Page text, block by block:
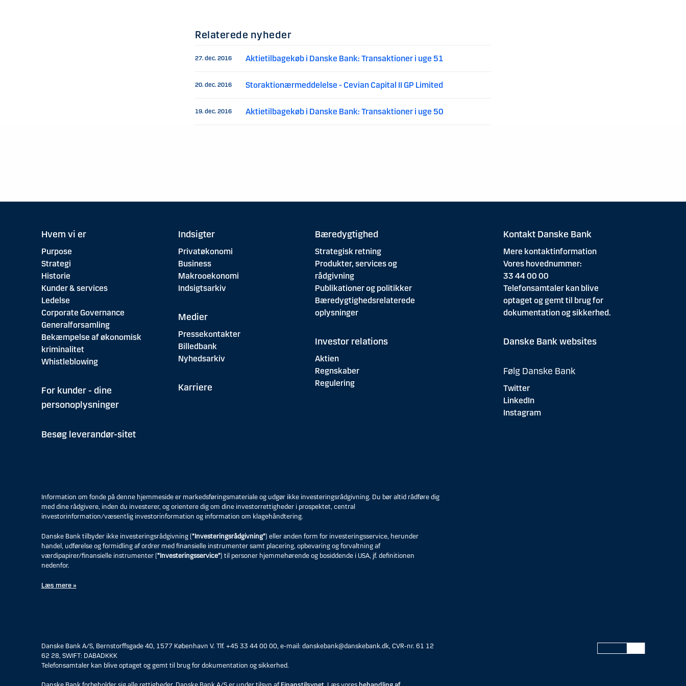
Relaterede nyheder
27. dec. 2016 Aktietilbagekøb i Danske Bank: Transaktioner i uge 51
20. dec. 2016 Storaktionærmeddelelse - Cevian Capital II GP Limited
19. dec. 2016 Aktietilbagekøb i Danske Bank: Transaktioner i uge 50
Hvem vi er
Purpose
Strategi
Historie
Kunder & services
Ledelse
Corporate Governance
Generalforsamling
Bekæmpelse af økonomisk
kriminalitet
Whistleblowing
For kunder - dine
personoplysninger
Besøg leverandør-sitet
Indsigter
Privatøkonomi
Business
Makrooekonomi
Indsigtsarkiv
Medier
Pressekontakter
Billedbank
Nyhedsarkiv
Karriere
Bæredygtighed
Strategisk retning
Produkter, services og
rådgivning
Publikationer og politikker
Bæredygtighedsrelaterede
oplysninger
Investor relations
Aktien
Regnskaber
Regulering
Kontakt Danske Bank
Mere kontaktinformation
Vores hovednummer:
33 44 00 00
Telefonsamtaler kan blive
optaget og gemt til brug for
dokumentation og sikkerhed.
Danske Bank websites
Følg Danske Bank
Twitter
LinkedIn
Instagram
Information om fonde på denne hjemmeside er markedsføringsmateriale og udgør ikke investeringsrådgivning. Du bør altid rådføre dig
med dine rådgivere, inden du investerer, og orientere dig om dine investorrettigheder i prospektet, central
investorinformation/væsentlig investorinformation og information om klagehåndtering.
Danske Bank tilbyder ikke investeringsrådgivning (”Investeringsrådgivning”) eller anden form for investeringsservice, herunder
handel, udførelse og formidling af ordrer med finansielle instrumenter samt placering, opbevaring og forvaltning af
værdipapirer/finansielle instrumenter (”Investeringsservice”) til personer hjemmehørende og bosiddende i USA, jf. definitionen
nedenfor.
Læs mere »
Danske Bank A/S, Bernstorffsgade 40, 1577 København V. Tlf. +45 33 44 00 00, e-mail: danskebank@danskebank.dk, CVR-nr. 61 12
62 28, SWIFT: DABADKKK
Telefonsamtaler kan blive optaget og gemt til brug for dokumentation og sikkerhed.